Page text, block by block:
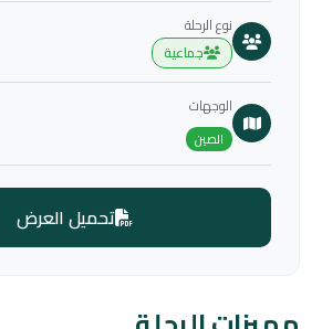
نوع الرحلة
جماعية
الوجهات
الصين
تحميل العرض